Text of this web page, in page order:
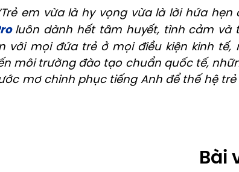
em vừa là hy vọng vừa là lời hứa hẹn
luôn dành hết tâm huyết, tình cảm
với mọi đứa trẻ ở mọi điều kiện kinh tế,
môi trường đào tạo chuẩn quốc tế,
mơ chinh phục tiếng Anh để thế hệ
Bài